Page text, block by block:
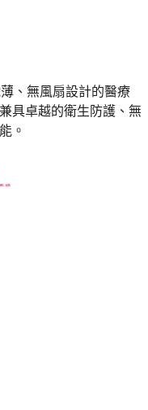
、無風扇設計的醫療
具卓越的衛生防護、無
。